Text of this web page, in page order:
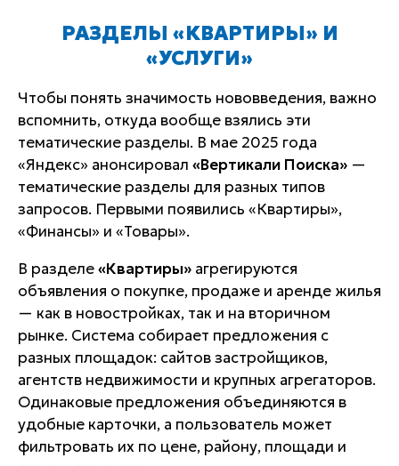
РАЗДЕЛЫ «КВАРТИРЫ» И
«УСЛУГИ»
Чтобы понять значимость нововведения, важно
вспомнить, откуда вообще взялись эти
тематические разделы. В мае 2025 года
«Яндекс» анонсировал «Вертикали Поиска» —
тематические разделы для разных типов
запросов. Первыми появились «Квартиры»,
«Финансы» и «Товары».
В разделе«Квартиры» агрегируются
объявления о покупке, продаже и аренде жилья
— как в новостройках, так и на вторичном
рынке. Система собирает предложения с
разных площадок: сайтов застройщиков,
агентств недвижимости и крупных агрегаторов.
Одинаковые предложения объединяются в
удобные карточки, а пользователь может
фильтровать их по цене, району, площади и